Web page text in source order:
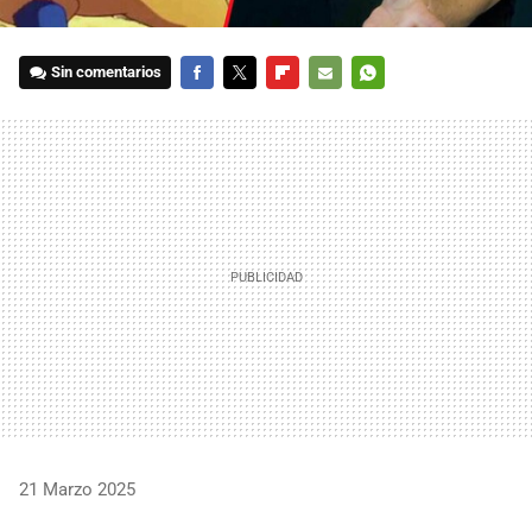
Sin comentarios
MAIL
21 Marzo 2025